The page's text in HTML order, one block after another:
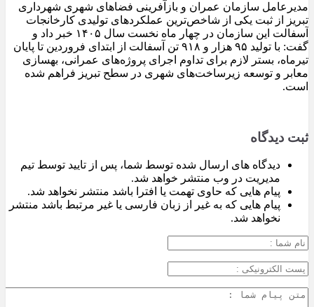
مدیرعامل سازمان عمران و بازآفرینی فضاهای شهری شهرداری
تبریز از ثبت یکی از شاخص‌ترین عملکردهای تولیدی کارخانجات
آسفالت این سازمان در چهار ماه نخست سال ۱۴۰۵ خبر داد و
گفت: با تولید ۹۵ هزار و ۹۱۸ تن آسفالت از ابتدای فروردین تا پایان
تیرماه، بستر لازم برای تداوم اجرای پروژه‌های عمرانی، بهسازی
معابر و توسعه زیرساخت‌های شهری در سطح تبریز فراهم شده
است.
ثبت دیدگاه
دیدگاه های ارسال شده توسط شما، پس از تایید توسط تیم
مدیریت در وب منتشر خواهد شد.
پیام هایی که حاوی تهمت یا افترا باشد منتشر نخواهد شد.
پیام هایی که به غیر از زبان فارسی یا غیر مرتبط باشد منتشر
نخواهد شد.